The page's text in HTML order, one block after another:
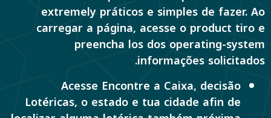
extremely práticos e simples de fazer. Ao
carregar a página, acesse o product tiro e
preencha los dos operating-system
informações solicitados.
Acesse Encontre a Caixa, decisão
Lotéricas, o estado e tua cidade afin de